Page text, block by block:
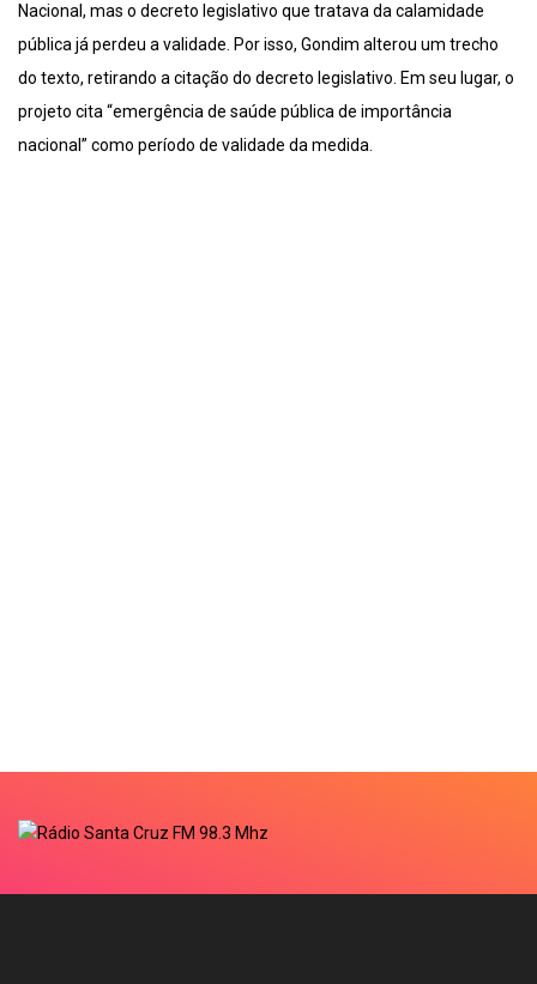
Nacional, mas o decreto legislativo que tratava da calamidade
pública já perdeu a validade. Por isso, Gondim alterou um trecho
do texto, retirando a citação do decreto legislativo. Em seu lugar, o
projeto cita “emergência de saúde pública de importância
nacional” como período de validade da medida.